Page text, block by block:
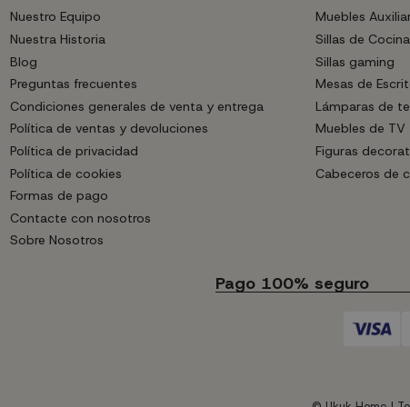
Nuestro Equipo
Nuestra Historia
Blog
Preguntas frecuentes
Condiciones generales de venta y entrega
Política de ventas y devoluciones
Política de privacidad
Política de cookies
Formas de pago
Contacte con nosotros
Sobre Nosotros
Muebles
Sillas de Cocina
Sillas gaming
Mesas de
Lámparas de
Muebles de TV
Figuras
Cabeceros de
Pago 100% seguro